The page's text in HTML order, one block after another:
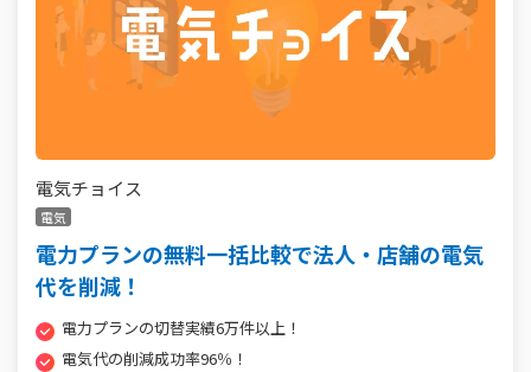
電気チョイス
電気
電力プランの無料一括比較で法人・店舗の電気
代を削減！
電力プランの切替実績6万件以上！
電気代の削減成功率96％！